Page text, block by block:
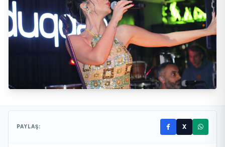
PAYLAŞ: X